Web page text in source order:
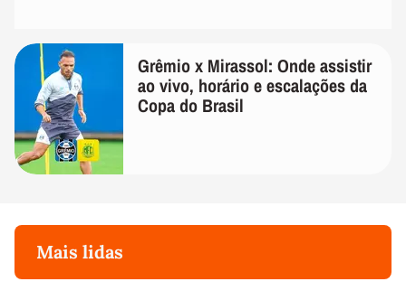
Grêmio x Mirassol: Onde assistir
ao vivo, horário e escalações da
Copa do Brasil
Mais lidas